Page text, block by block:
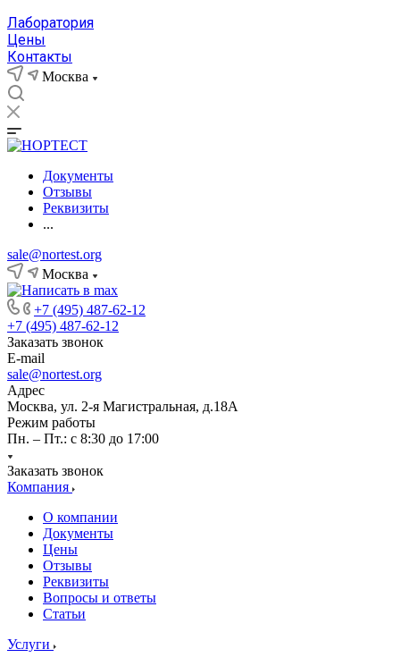
Лаборатория
Цены
Контакты
Москва
Документы
Отзывы
Реквизиты
...
sale@nortest.org
Москва
+7 (495) 487-62-12
+7 (495) 487-62-12
Заказать звонок
E-mail
sale@nortest.org
Адрес
Москва, ул. 2-я Магистральная, д.18А
Режим работы
Пн. – Пт.: с 8:30 до 17:00
Заказать звонок
Компания
О компании
Документы
Цены
Отзывы
Реквизиты
Вопросы и ответы
Статьи
Услуги